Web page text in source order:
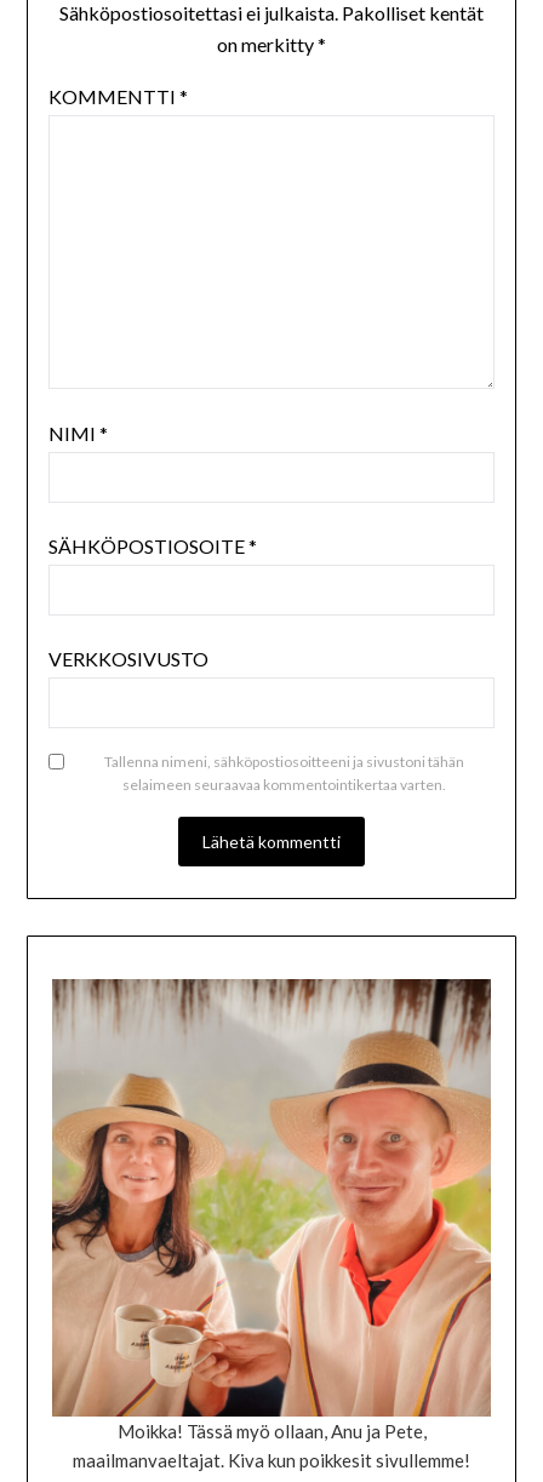
Sähköpostiosoitettasi ei julkaista. Pakolliset kentät
on merkitty*
KOMMENTTI *
NIMI *
SÄHKÖPOSTIOSOITE*
VERKKOSIVUSTO
Tallenna nimeni, sähköpostiosoitteeni ja sivustoni tähän
selaimeen seuraavaa kommentointikertaa varten.
Moikka! Tässä myö ollaan, Anu ja Pete,
maailmanvaeltajat. Kiva kun poikkesit sivullemme!